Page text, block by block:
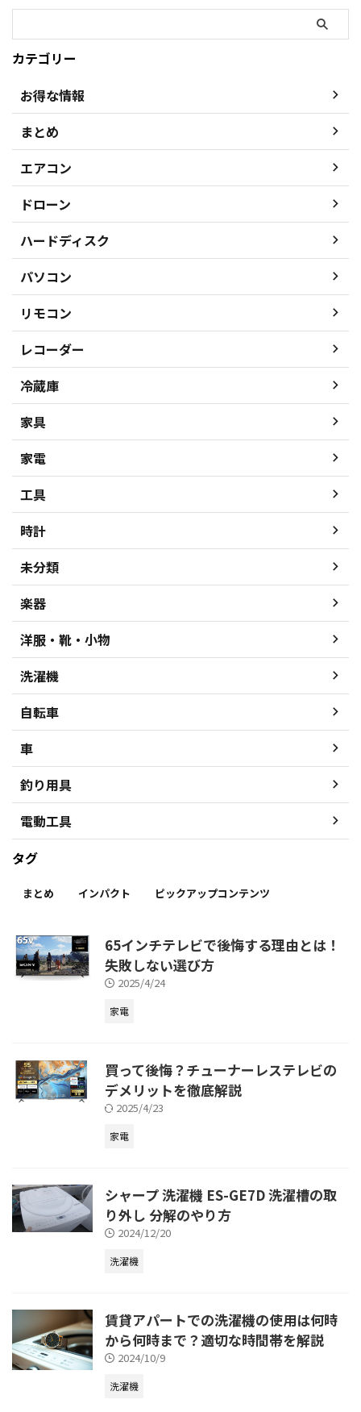
カテゴリー
お得な情報
まとめ
エアコン
ドローン
ハードディスク
パソコン
リモコン
レコーダー
冷蔵庫
家具
家電
工具
時計
未分類
楽器
洋服・靴・小物
洗濯機
自転車
車
釣り用具
電動工具
タグ
まとめ インパクト ピックアップコンテンツ
65インチテレビで後悔する理由とは！
失敗しない選び方
2025/4/24
家電
買って後悔？チューナーレステレビの
デメリットを徹底解説
2025/4/23
家電
シャープ 洗濯機 ES-GE7D 洗濯槽の取
り外し 分解のやり方
2024/12/20
洗濯機
賃貸アパートでの洗濯機の使用は何時
から何時まで？適切な時間帯を解説
2024/10/9
洗濯機